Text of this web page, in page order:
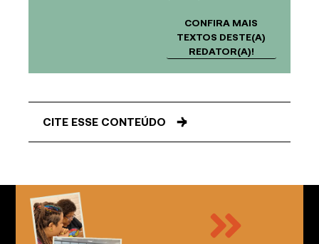
CONFIRA MAIS
TEXTOS DESTE(A)
REDATOR(A)!
CITE ESSE CONTEÚDO